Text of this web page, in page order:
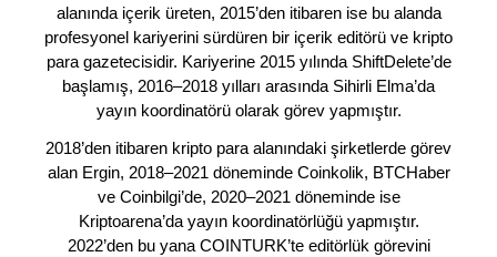
alanında içerik üreten, 2015’den itibaren ise bu alanda
profesyonel kariyerini sürdüren bir içerik editörü ve kripto
para gazetecisidir. Kariyerine 2015 yılında ShiftDelete’de
başlamış, 2016–2018 yılları arasında Sihirli Elma’da
yayın koordinatörü olarak görev yapmıştır.
2018’den itibaren kripto para alanındaki şirketlerde görev
alan Ergin, 2018–2021 döneminde Coinkolik, BTCHaber
ve Coinbilgi’de, 2020–2021 döneminde ise
Kriptoarena’da yayın koordinatörlüğü yapmıştır.
2022’den bu yana COINTURK’te editörlük görevini